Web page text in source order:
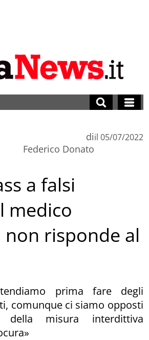
di
Federico Donato
il 05/07/2022
a falsi
medico
risponde al
prima fare degli
comunque ci siamo opposti
della misura interdittiva